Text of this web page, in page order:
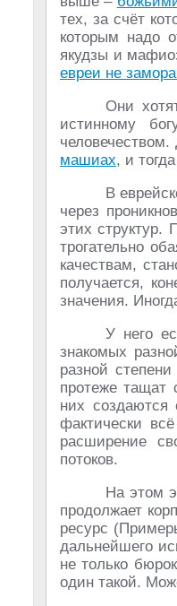
тех, за счёт
которым надо
якудзы и
евреи не
Они
истинному
машиах, и
В
через
этих структур.
трогательно
качествам,
получается,
значения.
У него
знакомых
разной
протеже тащат
них создаются
фактически
расширение
потоков.
На этом
продолжает
ресурс
дальнейшего
не только
один такой.